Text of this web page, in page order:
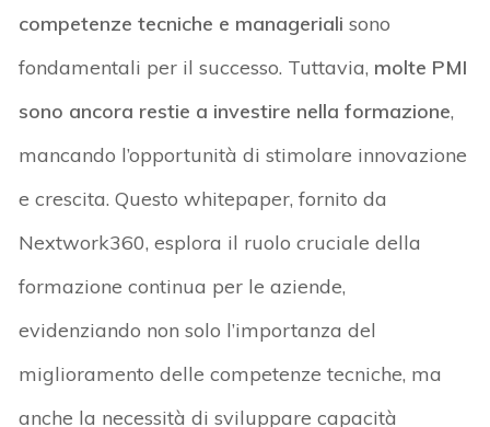
competenze tecniche e manageriali sono
fondamentali per il successo. Tuttavia, molte PMI
sono ancora restie a investire nella formazione,
mancando l’opportunità di stimolare innovazione
e crescita. Questowhitepaper, fornito da
Nextwork360, esplora il ruolo cruciale della
formazione continua per le aziende,
evidenziando non solo l’importanza del
miglioramento delle competenze tecniche, ma
anche la necessità di sviluppare capacità